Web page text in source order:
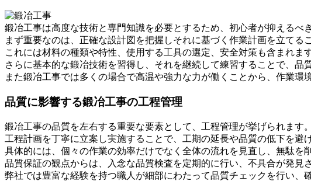
鍛冶工事は高度な技術と専門知識を必要とするため、初心者が抑えるべ
まず重要なのは、正確な設計図を把握しそれに基づく作業計画を立てる
これには材料の種類や特性、使用する工具の選定、安全対策も含まれます
さらに基本的な鍛冶技術を習得し、それを継続して練習することで、品
また鍛冶工事では多くの場合で高温や強力な力が働くことから、作業
品質に影響する鍛冶工事の工程管理
鍛冶工事の品質を左右する重要な要素として、工程管理が挙げられます。
工程計画を丁寧に立案し実施することで、工期の延長や品質の低下を避
具体的には、個々の作業の効率だけでなく全体の流れを見直し、無駄を
品質保証の観点からは、入念な品質検査を定期的に行い、不具合が発見
弊社では豊富な経験を持つ職人が細部にわたって品質チェックを行い、